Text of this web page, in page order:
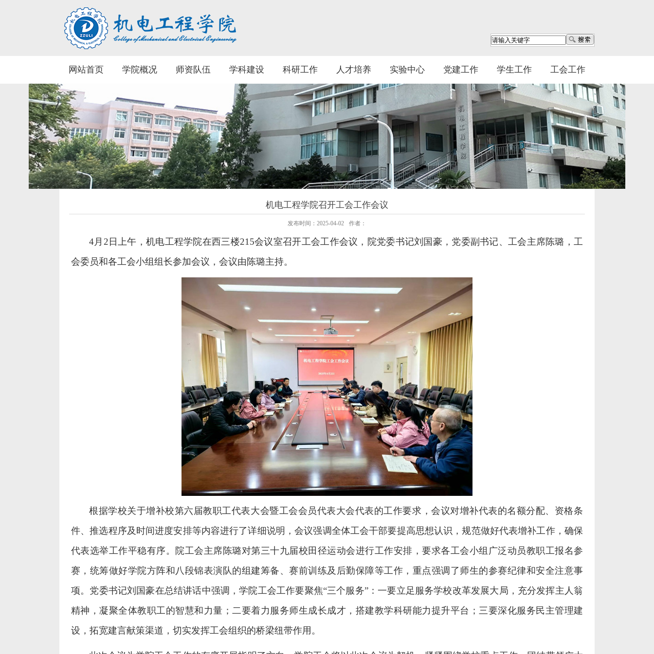
网站首页 学院概况 师资队伍 学科建设 科研工作 人才培养 实验中心 党建工作 学生工作 工会工作
机电工程学院召开工会工作会议
发布时间：2025-04-02 作者：
4月 2日 上午 ，机电工程学院在西三楼215会议室召开工会工作会议，院党委书记刘国豪 ，党委副书记、工会主席陈璐 ，工
会委员和各工会小组组长参加会议，会议由陈璐主持。
根据学校关于增补校第六届教职工代表大会暨工会会员代表大会代表的工作要求，会议对增补代表的名额分配、资格条
件、推选程序及时间进度安排等内容进行了详细说明，会议强调全体工会干部要提高思想认识，规范做好代表增补工作，确保
代表选举工作平稳有序。院工会主席陈璐对第三十九届校田径运动会进行工作安排，要求各工会小组广泛动员教职工报名参
赛，统筹做好学院方阵和八段锦表演队的组建筹备、赛前训练及后勤保障等工作，重点强调了师生的参赛纪律和安全注意事
项。党委书记刘国豪在总结讲话中强调，学院工会工作要聚焦“三个服务”：一要立足服务学校改革发展大局，充分发挥主人翁
精神，凝聚全体教职工的智慧和力量；二要着力服务师生成长成才，搭建教学科研能力提升平台；三要深化服务民主管理建
设，拓宽建言献策渠道，切实发挥工会组织的桥梁纽带作用。